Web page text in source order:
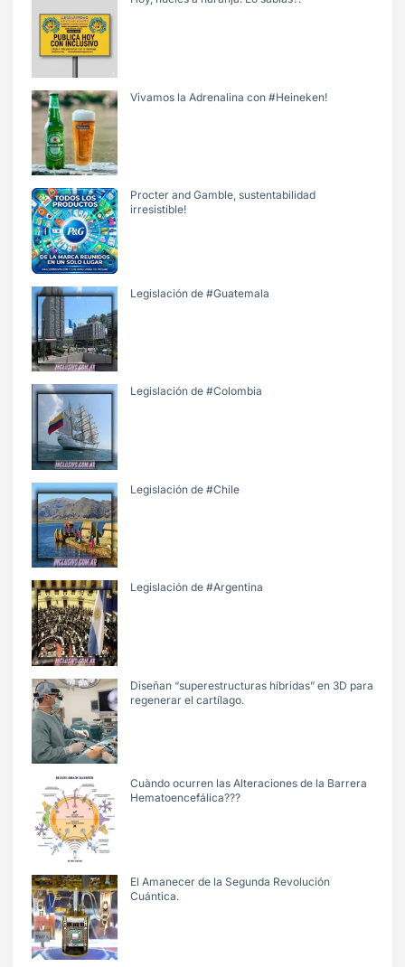
Vivamos la Adrenalina con #Heineken!
Procter and Gamble, sustentabilidad
irresistible!
Legislación de #Guatemala
Legislación de #Colombia
Legislación de #Chile
Legislación de #Argentina
Diseñan “superestructuras híbridas” en 3D para
regenerar el cartílago.
Cuàndo ocurren las Alteraciones de la Barrera
Hematoencefálica???
El Amanecer de la Segunda Revolución
Cuántica.